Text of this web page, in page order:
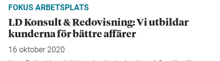
FOKUS ARBETSPLATS
LD Konsult & Redovisning: Vi utbildar
kunderna för bättre affärer
16 oktober 2020